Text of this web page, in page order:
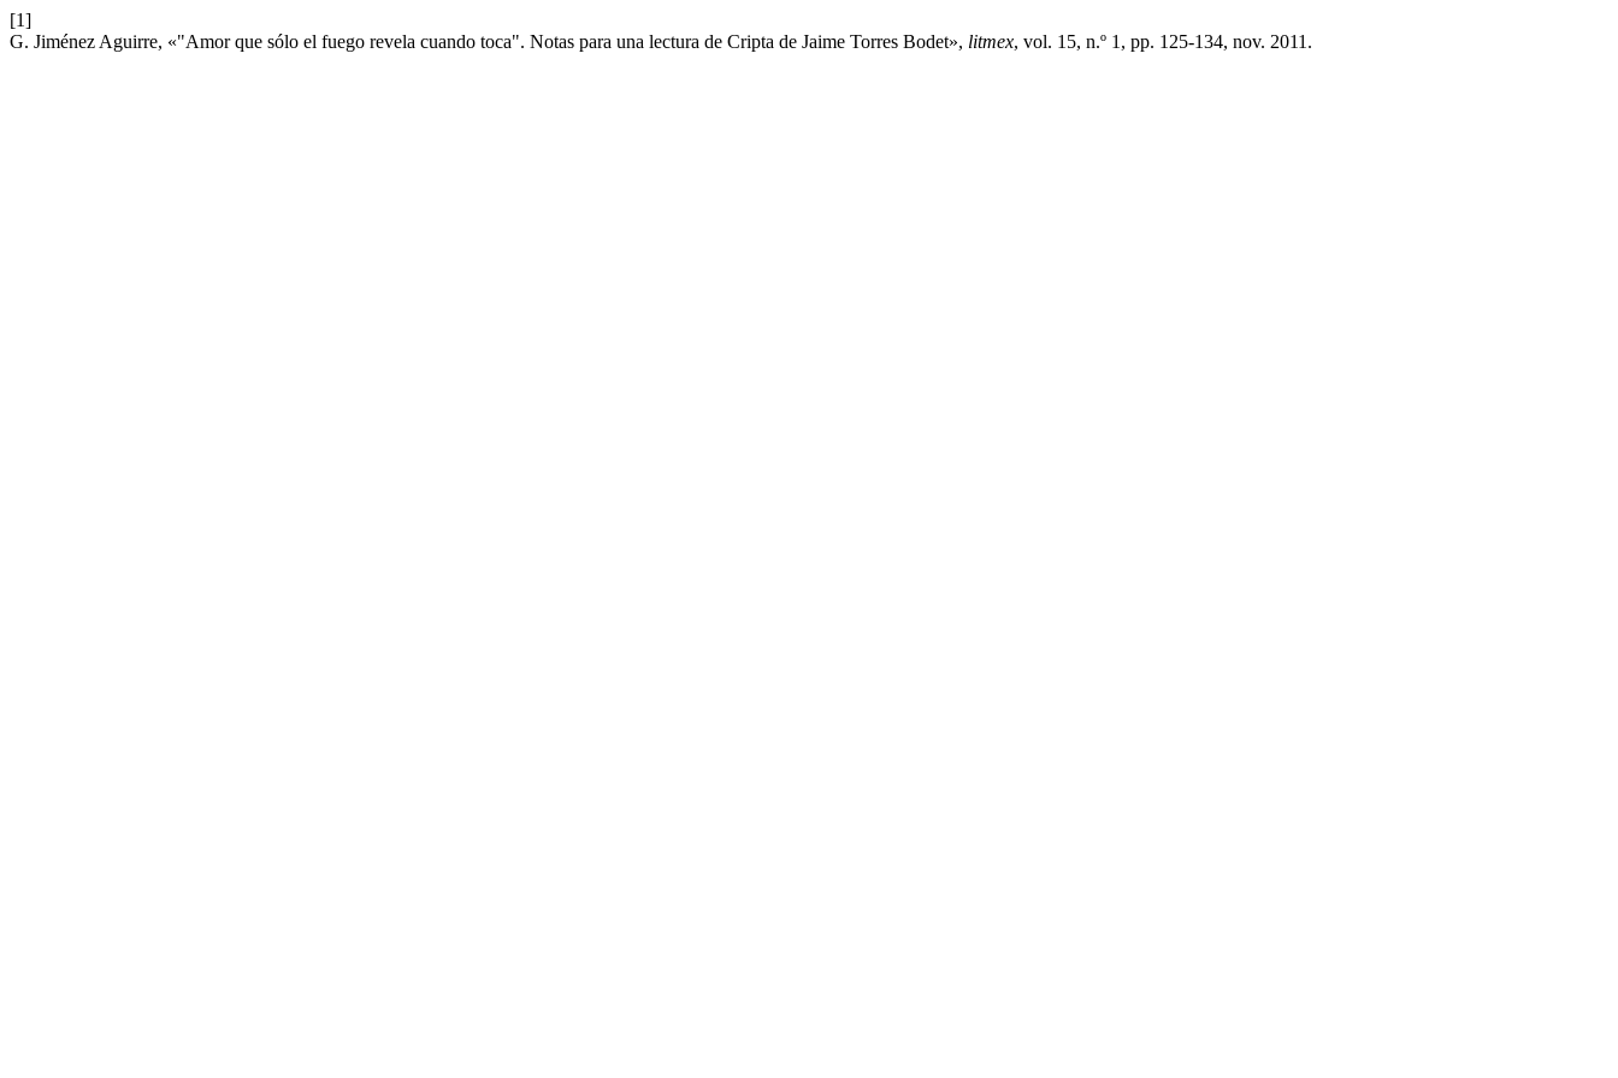
[1]
G. Jiménez Aguirre, «"Amor que sólo el fuego revela cuando toca". Notas para una lectura de Cripta de Jaime Torres Bodet», litmex, vol. 15, n.º 1, pp. 125-134, nov. 2011.